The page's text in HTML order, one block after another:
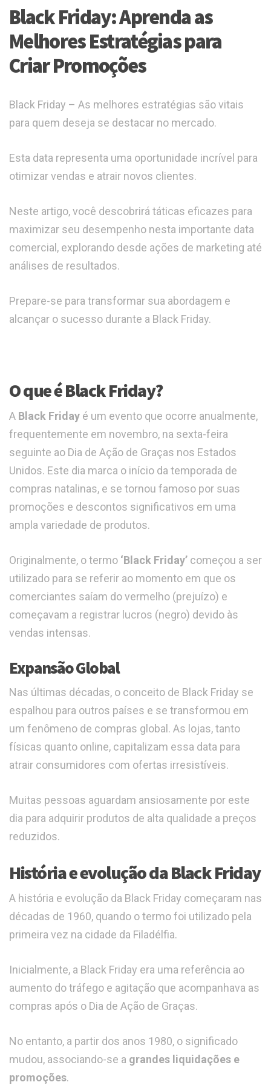
Black Friday: Aprenda as
Melhores Estratégias para
Criar Promoções
Black Friday – As melhores estratégias são vitais
para quem deseja se destacar no mercado.
Esta data representa uma oportunidade incrível para
otimizar vendas e atrair novos clientes.
Neste artigo, você descobrirá táticas eficazes para
maximizar seu desempenho nesta importante data
comercial, explorando desde ações de marketing até
análises de resultados.
Prepare-se para transformar sua abordagem e
alcançar o sucesso durante a Black Friday.
O que é Black Friday?
A Black Friday é um evento que ocorre anualmente,
frequentemente em novembro, na sexta-feira
seguinte ao Dia de Ação de Graças nos Estados
Unidos. Este dia marca o início da temporada de
compras natalinas, e se tornou famoso por suas
promoções e descontos significativos em uma
ampla variedade de produtos.
Originalmente, o termo ‘Black Friday’ começou a ser
utilizado para se referir ao momento em que os
comerciantes saíam do vermelho (prejuízo) e
começavam a registrar lucros (negro) devido às
vendas intensas.
Expansão Global
Nas últimas décadas, o conceito de Black Friday se
espalhou para outros países e se transformou em
um fenômeno de compras global. As lojas, tanto
físicas quanto online, capitalizam essa data para
atrair consumidores com ofertas irresistíveis.
Muitas pessoas aguardam ansiosamente por este
dia para adquirir produtos de alta qualidade a preços
reduzidos.
História e evolução da Black Friday
A história e evolução da Black Friday começaram nas
décadas de 1960, quando o termo foi utilizado pela
primeira vez na cidade da Filadélfia.
Inicialmente, a Black Friday era uma referência ao
aumento do tráfego e agitação que acompanhava as
compras após o Dia de Ação de Graças.
No entanto, a partir dos anos 1980, o significado
mudou, associando-se a grandes liquidações e
promoções.